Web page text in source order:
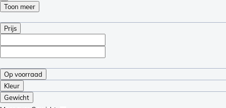
Toon meer
Prijs
Op voorraad
Kleur
Gewicht